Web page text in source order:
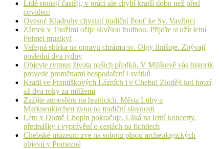
Lidé stonají častěji, v práci ale chybí kratší dobu než před
covidem
Ovesné Kladruby chystají tradiční Pouť ke Sv. Vavřinci
Zámek v Toužimi ožije skvělou hudbou. Přijďte si užít letní
Pelmel muziky!
Veřejná sbírka na opravu chrámu sv. Olgy finišuje. Zbývají
poslední dva týdny
Objevte rytmus života našich předků. V Milíkově vás historik
provede proměnami hospodaření i svátků
Kradl ve Františkových Lázních i v Chebu! Zloději kol hrozí
až dva roky za mřížemi
Zažijte atmosféru na hranicích. Města Luby a
Markneukirchen zvou na tradiční slavnosti
Léto v Domě Chopin pokračuje. Láká na letní koncerty,
přednášky i vyprávění o cestách na fichtlech
Chebské muzeum zve na sobotu plnou archeologických
objevů v Pomezné